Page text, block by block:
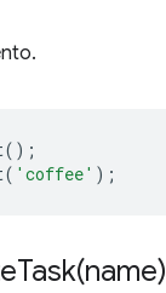
();
( 'coffee' );
name)